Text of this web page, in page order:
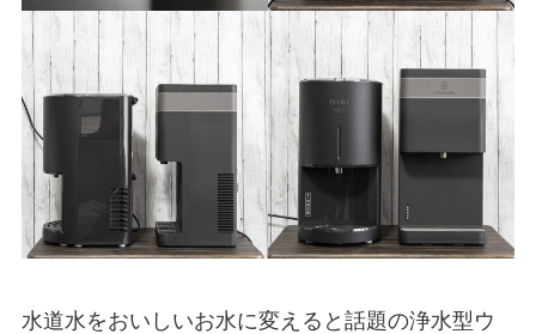
水道水をおいしいお水に変えると話題の浄水型ウ